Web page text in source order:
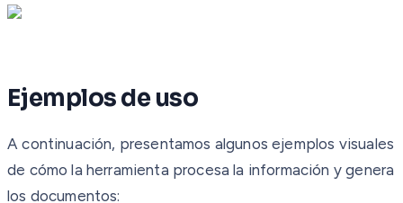
Ejemplos de uso
A continuación, presentamos algunos ejemplos visuales
de cómo la herramienta procesa la información y genera
los documentos: